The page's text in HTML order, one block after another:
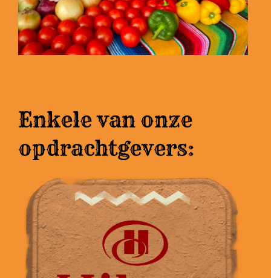
Enkele van onze
opdrachtgevers: